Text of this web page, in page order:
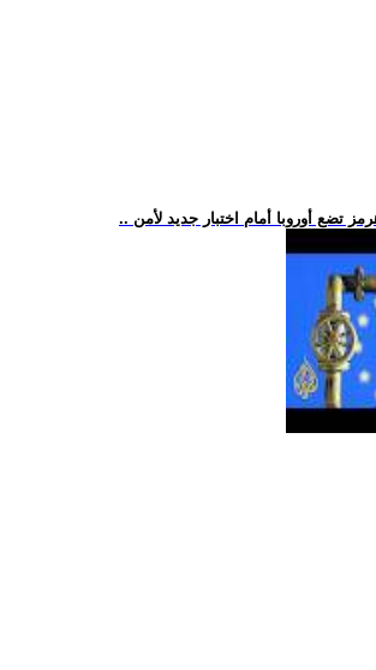
تضع أوروبا أمام اختبار جديد لأمن